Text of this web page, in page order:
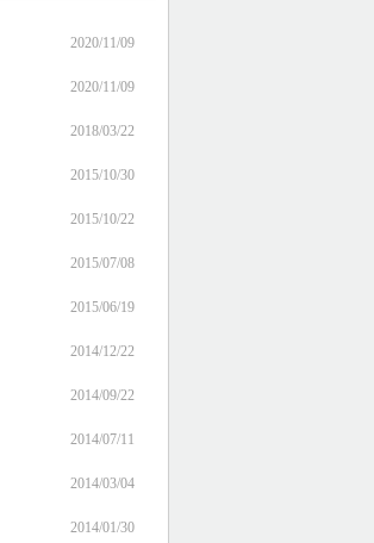
2020/11/09
2020/11/09
2018/03/22
2015/10/30
2015/10/22
2015/07/08
2015/06/19
2014/12/22
2014/09/22
2014/07/11
2014/03/04
2014/01/30